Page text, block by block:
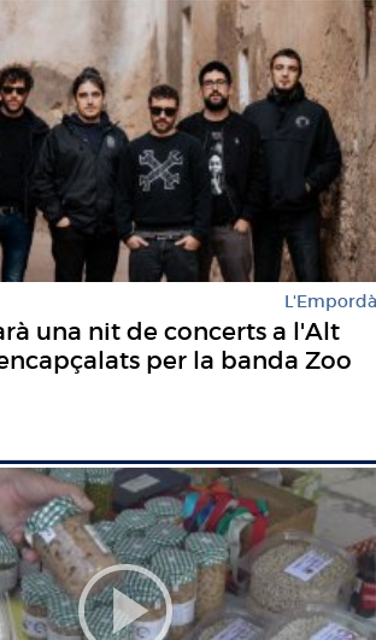
L'Empordà
una nit de concerts a l'Alt
per la banda Zoo